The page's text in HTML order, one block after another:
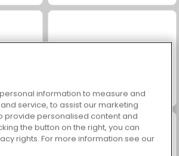
6 Pasjans: Trzy szczyty
information to measure and
service, to assist our marketing
provide personalised content and
the button on the right, you can
rights. For more information see our